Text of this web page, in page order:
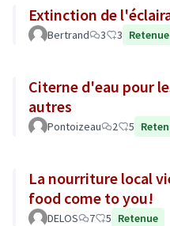
Extinction de
Bertrand 3 3 Retenue
Citerne d'eau pour
autres
Pontoizeau 2 5
La nourriture local
food come to you!
DELOS 7 5 Retenue